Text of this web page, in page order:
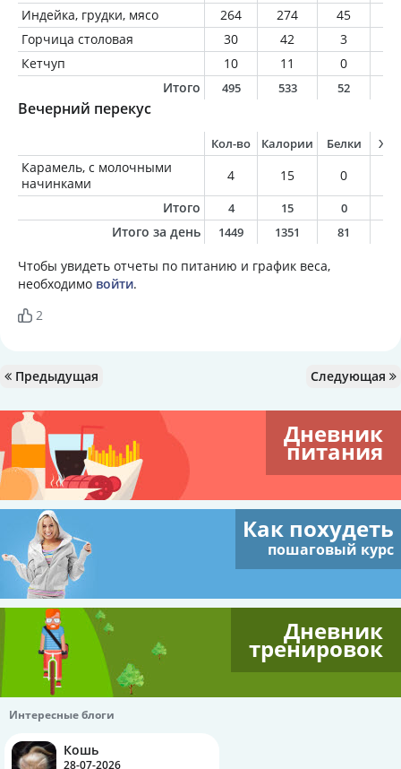
Индейка, грудки, мясо
264 274 45
Горчица столовая
30 42 3
Кетчуп
10 11 0
Итого
495 533 52
Вечерний перекус
Кол-во Калории Белки
Карамель, с молочными
начинками
4 15 0
Итого
4 15 0
Итого за день 1449 1351 81
Чтобы увидеть отчеты по питанию и график веса,
необходимо войти.
2
Предыдущая Следующая
Дневник
питания
Как похудеть
пошаговый курс
Дневник
тренировок
Интересные блоги
Кошь
28-07-2026